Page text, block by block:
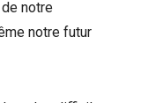
notre
notre futur